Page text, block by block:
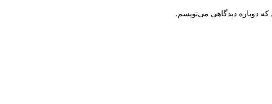
دوباره دیدگاهی می‌نویسم.